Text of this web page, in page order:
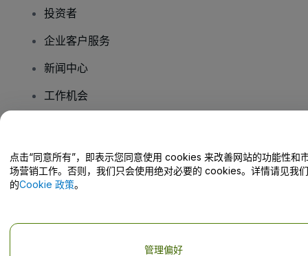
投资者
企业客户服务
新闻中心
工作机会
帮助中心 / 联系我们
点击“同意所有”，即表示您同意使用 cookies 来改善网站的功能性和
场营销工作。否则，我们只会使用绝对必要的 cookies。详情请见我们
的Cookie 政策。
管理偏好